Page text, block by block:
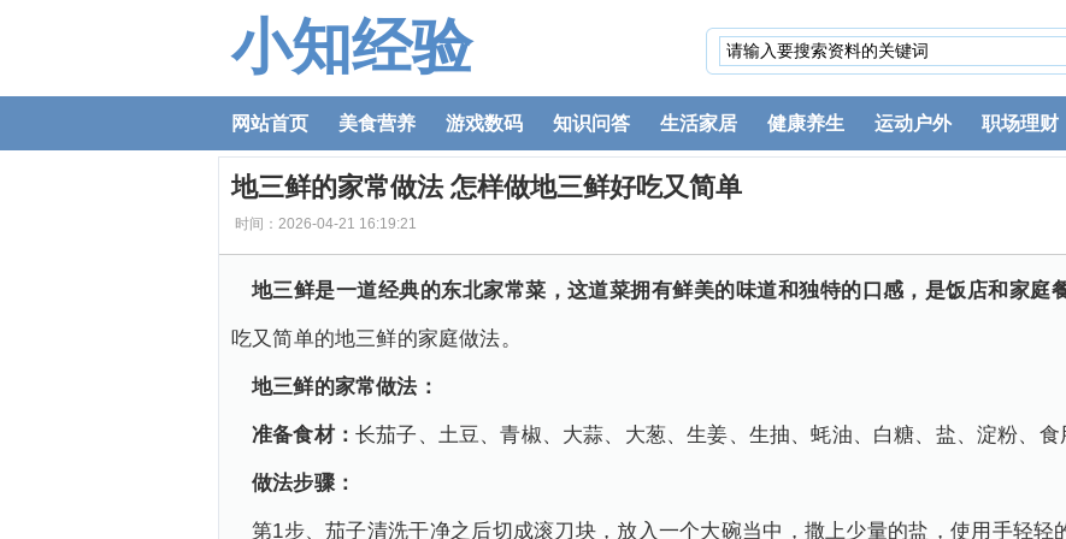
小知经验
网站首页 美食营养 游戏数码 知识问答 生活家居 健康养生 运动户外 职场理财
地三鲜的家常做法 怎样做地三鲜好吃又简单
时间：2026-04-21 16:19:21
地三鲜是一道经典的东北家常菜，这道菜拥有鲜美的味道和独特的口感，是饭店和家庭
吃又简单的地三鲜的家庭做法。
地三鲜的家常做法：
准备食材： 长茄子、土豆、青椒、大蒜、大葱、生姜、生抽、蚝油、白糖、盐、淀粉、食
做法步骤：
第1步、茄子清洗干净之后切成滚刀块，放入一个大碗当中，撒上少量的盐，使用手轻轻